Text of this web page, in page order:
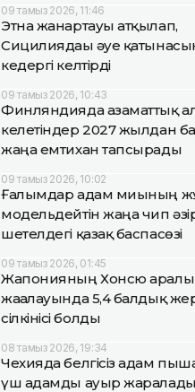
09 тамыз 2026, 11:46
Этна жанартауы атқылап,
Сицилиядағы әуе
кедергі келтірді
09 тамыз 2026, 10:43
Финляндияда азаматтық
келетіндер 2027 жылдан
жаңа емтихан тапсырады
09 тамыз 2026, 10:02
Ғалымдар адам миының
модельдейтін жаңа чип
шетелдегі қазақ баспасөзі
09 тамыз 2026, 01:45
Жапонияның Хонсю
жағалауында 5,4 балдық
сілкінісі болды
08 тамыз 2026, 19:34
Чехияда белгісіз адам
үш адамды ауыр жаралады